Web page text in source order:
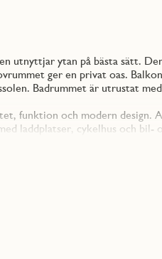
utnyttjar ytan på bästa sätt.
ger en privat oas.
Badrummet är utrustat
funktion och modern design.
laddplatser, cykelhus och bil-